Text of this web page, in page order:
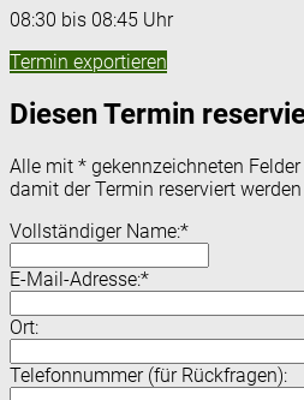
08:30 bis 08:45 Uhr
Termin exportieren
Diesen Termin
Alle mit * gekennzeichneten
damit der Termin reserviert
Vollständiger Name:*
E-Mail-Adresse:*
Ort:
Telefonnummer (für Rückfragen):